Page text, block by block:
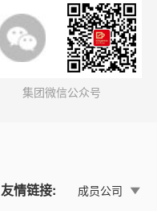
集团微信公众号
友情链接: 成员公司